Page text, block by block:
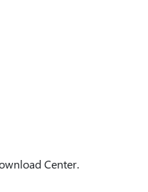
Center.